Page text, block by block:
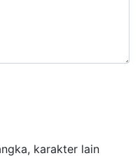
karakter lain